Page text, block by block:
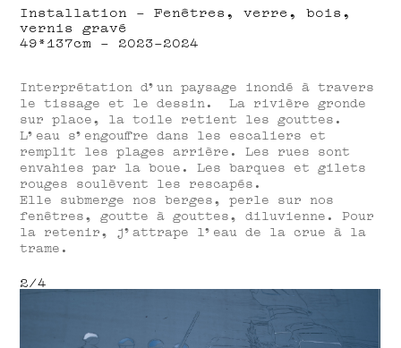
Installation - Fenêtres, verre, bois,
vernis gravé
49*137cm - 2023-2024
Interprétation d’un paysage inondé à travers
le tissage et le dessin. La rivière gronde
sur place, la toile retient les gouttes.
L’eau s’engouffre dans les escaliers et
remplit les plages arrière. Les rues sont
envahies par la boue. Les barques et gilets
rouges soulèvent les rescapés.
Elle submerge nos berges, perle sur nos
fenêtres, goutte à gouttes, diluvienne. Pour
la retenir, j’attrape l’eau de la crue à la
trame.
2/4